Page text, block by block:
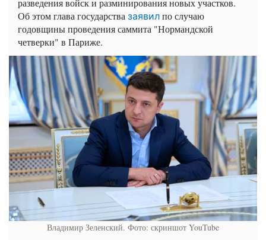
разведения войск и разминирования новых участков.
Об этом глава государства заявил по случаю
годовщины проведения саммита "Нормандской
четверки" в Париже.
Владимир Зеленский. Фото: скриншот YouTube